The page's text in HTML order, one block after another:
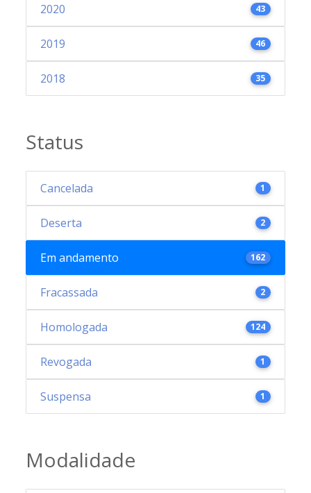
2020 43
2019 46
2018 35
Status
Cancelada 1
Deserta 2
Em andamento 162
Fracassada 2
Homologada 124
Revogada 1
Suspensa 1
Modalidade